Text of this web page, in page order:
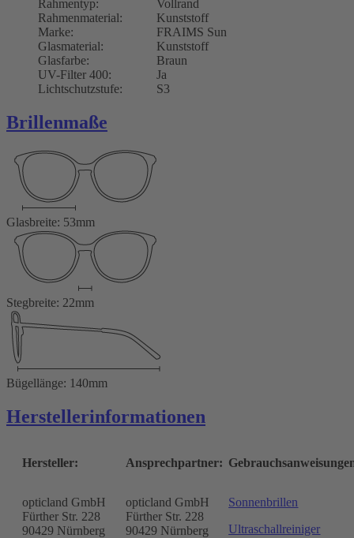
Rahmentyp:
Vollrand
Rahmenmaterial:
Kunststoff
Marke:
FRAIMS Sun
Glasmaterial:
Kunststoff
Glasfarbe:
Braun
UV-Filter 400:
Ja
Lichtschutzstufe:
S3
Brillenmaße
Glasbreite: 53mm
Stegbreite: 22mm
Bügellänge: 140mm
Herstellerinformationen
Hersteller:
opticland GmbH
Fürther Str. 228
90429 Nürnberg
Ansprechpartner:
opticland GmbH
Fürther Str. 228
90429 Nürnberg
Sonnenbrillen
Ultraschallreiniger